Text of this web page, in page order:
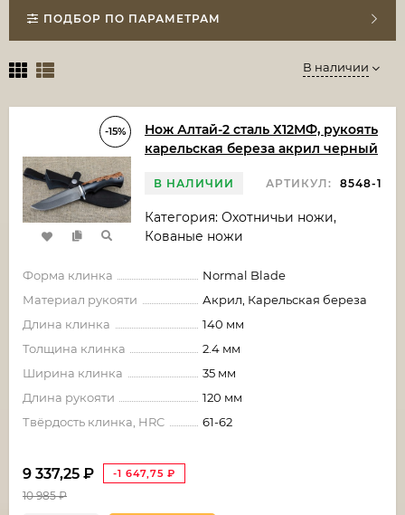
ПОДБОР ПО ПАРАМЕТРАМ
В наличии
-15%
Нож Алтай-2 сталь Х12МФ, рукоять
карельская береза акрил черный
В НАЛИЧИИ АРТИКУЛ: 8548-1
Категория: Охотничьи ножи,
Кованые ножи
Форма клинка
Normal Blade
Материал рукояти
Акрил, Карельская береза
Длина клинка
140 мм
Толщина клинка
2.4 мм
Ширина клинка
35 мм
Длина рукояти
120 мм
Твёрдость клинка, HRC
61-62
9 337,25 ₽ -1 647,75 ₽
10 985₽